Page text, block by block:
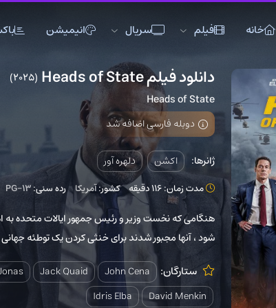
فیلم
اکشن
تاریخی
جنگی
دلهره آور
فانتزی
ماجراجویی
موزیک
ورزشی
سریال
اکشن
فانتزی
موزیک
انیمیشن باکس آفیس
دانلود فیلم Heads of State (2025)
Heads of State
دوبله فارسی اضافه شد
ژانرها: اکشن دلهره آور
مدت زمان: 116 دقیقه کشور:آمریکا رده سنی:PG-13
هنگامی که نخست وزیر و رئیس جمهور ایالات متحده به اهداف یک
شود ، آنها مجبور شدند برای خنثی کردن یک توطئه جهانی به یکدیگر
ستارگان: John Cena
Jack Quaid
Chopra Jonas
David Menkin
Idris Elba